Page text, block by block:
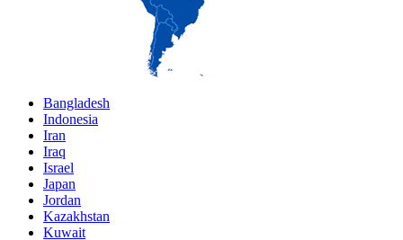
Bangladesh
Indonesia
Iran
Iraq
Israel
Japan
Jordan
Kazakhstan
Kuwait